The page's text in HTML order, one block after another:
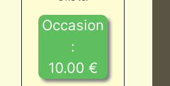
Occasion
:
10.00 €